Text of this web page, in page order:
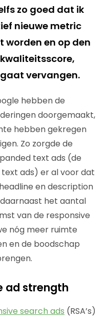
zo goed dat ik
nieuwe metric
worden en op den
vervangen.
hebben de
doorgemaakt,
hebben gekregen
Zo zorgde de
text ads (de
ads) er al voor dat
en description
het aantal
van de responsive
nóg meer ruimte
en de boodschap
ad strength
search ads (RSA’s)